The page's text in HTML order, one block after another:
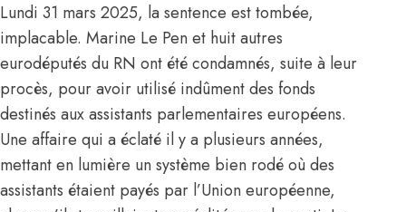
Lundi 31 mars 2025, la sentence est tombée,
implacable. Marine Le Pen et huit autres
eurodéputés du RN ont été condamnés, suite à leur
procès, pour avoir utilisé indûment des fonds
destinés aux assistants parlementaires européens.
Une affaire qui a éclaté il y a plusieurs années,
mettant en lumière un système bien rodé où des
assistants étaient payés par l’Union européenne,